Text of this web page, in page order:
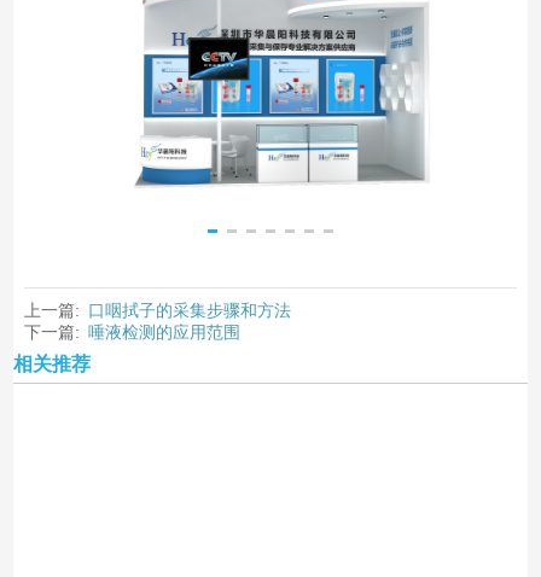
上一篇: 口咽拭子的采集步骤和方法
下一篇: 唾液检测的应用范围
相关推荐